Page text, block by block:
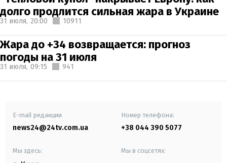
долго продлится сильная жара в Украине
31 июля, 20:00 10911
Жара до +34 возвращается: прогноз
погоды на 31 июля
31 июля, 09:15 941
E-mail редакции
news24@24tv.com.ua
Номер телефона:
+38 044 390 5077
Мы здесь: Мы в соцсетях: